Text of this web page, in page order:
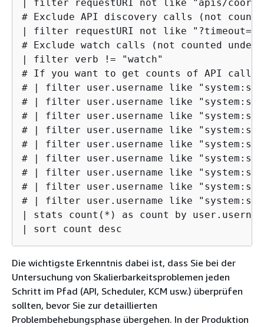
| filter requestURI not like "apis/
# Exclude API discovery calls (not
| filter requestURI not like
# Exclude watch calls (not counted under
| filter verb != "watch"
# If you want to get counts of API calls
# | filter user.username like
# | filter user.username like
# | filter user.username like
# | filter user.username like
# | filter user.username like
# | filter user.username like
# | filter user.username like
# | filter user.username like
# | filter user.username like
| stats count(*) as count by
| sort count desc
Die wichtigste Erkenntnis dabei ist, dass Sie bei der
Untersuchung von Skalierbarkeitsproblemen jeden
Schritt im Pfad (API, Scheduler, KCM usw.) überprüfen
sollten, bevor Sie zur detaillierten
Problembehebungsphase übergehen. In der Produktion